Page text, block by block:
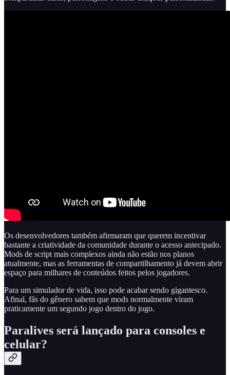
Os desenvolvedores também afirmaram que querem incentivar
bastante a criatividade da comunidade durante o acesso antecipado.
Mods de script mais complexos ainda não estão nos planos
atualmente, mas as ferramentas de compartilhamento já devem abrir
espaço para milhares de conteúdos feitos pelos jogadores.
Para um simulador de vida, isso pode acabar sendo gigantesco.
Afinal, fãs do gênero sabem que mods normalmente viram
praticamente um segundo jogo dentro do jogo.
Paralives será lançado para consoles e
celular?